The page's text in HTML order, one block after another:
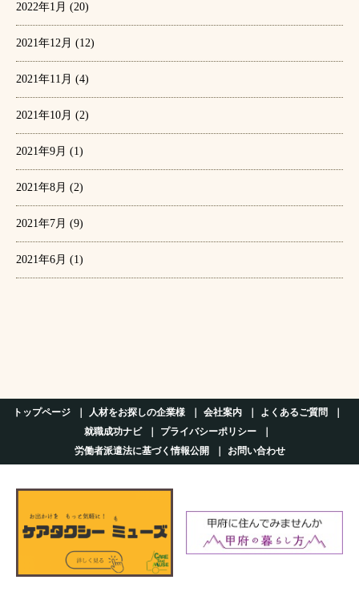
2022年1月 (20)
2021年12月 (12)
2021年11月 (4)
2021年10月 (2)
2021年9月 (1)
2021年8月 (2)
2021年7月 (9)
2021年6月 (1)
トップページ 人材をお探しの企業様 会社案内
よくあるご質問
就職成功ナビ
プライバシーポリシー
労働者派遣法に基づく情報公開
お問い合わせ